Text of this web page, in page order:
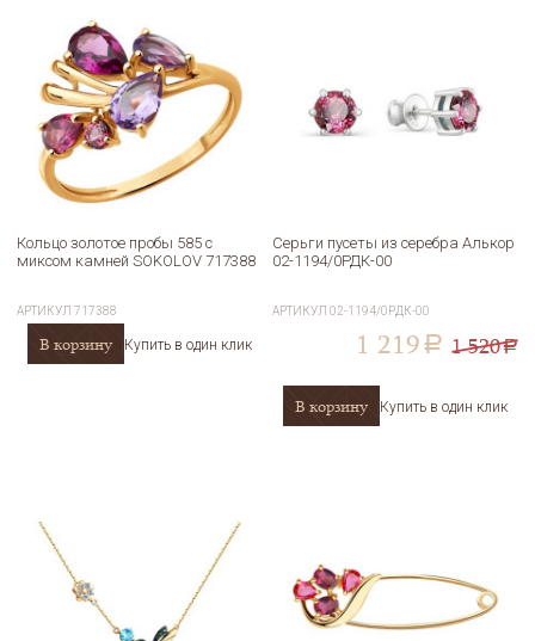
Кольцо золотое пробы 585 с
миксом камней SOKOLOV 717388
АРТИКУЛ717388
В корзину Купить в один клик
Серьги пусеты из серебра Алькор
02-1194/0РДК-00
АРТИКУЛ02-1194/0РДК-00
1 219 a 1 520a
В корзину Купить в один клик